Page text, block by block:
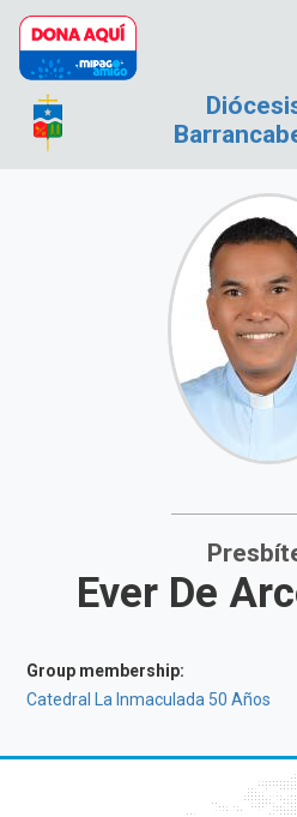
Pasar al contenido principal
Ever De
Group membership:
Catedral La Inmaculada 50 Años